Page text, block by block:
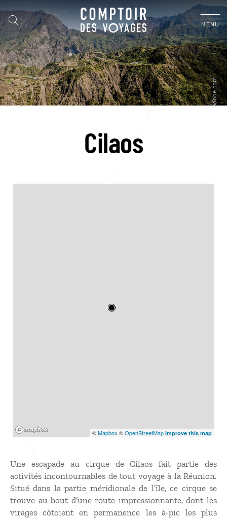
MENU
Cilaos
©Mapbox ©OpenStreetMap Improve this map
Une escapade au cirque de Cilaos fait partie des
activités incontournables de tout voyage à la Réunion.
Situé dans la partie méridionale de l’île, ce cirque se
trouve au bout d’une route impressionnante, dont les
virages côtoient en permanence les à-pic les plus